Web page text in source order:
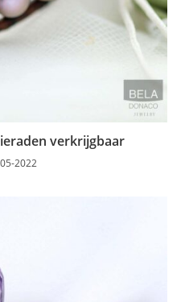
verkrijgbaar
2022